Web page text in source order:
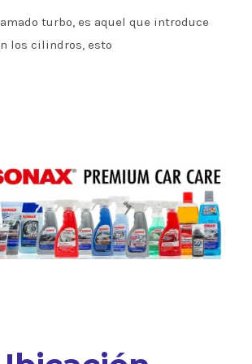
turbo, es aquel que introduce
los cilindros, esto